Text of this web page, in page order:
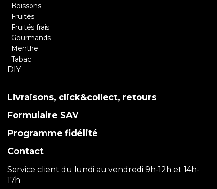
Boissons
Fruités
Fruités frais
Gourmands
Menthe
Tabac
DIY
Livraisons, click&collect, retours
Formulaire SAV
Programme fidélité
Contact
Service client du lundi au vendredi 9h-12h et 14h-
17h